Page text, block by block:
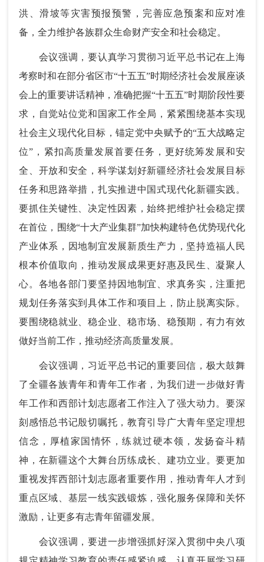
洪、滑坡等灾害预报预警，完善应急预案和应对准
备，全力维护各族群众生命财产安全和社会稳定。
会议强调，要认真学习贯彻习近平总书记在上海
考察时和在部分省区市“十五五”时期经济社会发展座谈
会上的重要讲话精神，准确把握“十五五”时期阶段性要
求，自觉站位党和国家工作全局，紧紧围绕基本实现
社会主义现代化目标，锚定党中央赋予的“五大战略定
位”，紧扣高质量发展首要任务，更好统筹发展和安
全、开放和安全，科学谋划好新疆经济社会发展目标
任务和思路举措，扎实推进中国式现代化新疆实践。
要抓住关键性、决定性因素，始终把维护社会稳定摆
在首位，围绕“十大产业集群”加快构建特色优势现代化
产业体系，因地制宜发展新质生产力，坚持造福人民
根本价值取向，推动发展成果更好惠及民生、凝聚人
心。各地各部门要坚持因地制宜、求真务实，注重把
规划任务落实到具体工作和项目上，防止脱离实际。
要围绕稳就业、稳企业、稳市场、稳预期，有力有效
做好当前工作，推动经济高质量发展。
会议强调，习近平总书记的重要回信，极大鼓舞
了全疆各族青年和青年工作者，为我们进一步做好青
年工作和西部计划志愿者工作注入了强大动力。要深
刻感悟总书记殷切嘱托，教育引导广大青年坚定理想
信念，厚植家国情怀，练就过硬本领，发扬奋斗精
神，在新疆这个大舞台历练成长、建功立业。要更加
重视发挥西部计划志愿者重要作用，推动青年人才到
重点区域、基层一线实践锻炼，强化服务保障和关怀
激励，让更多有志青年留疆发展。
会议强调，要进一步增强抓好深入贯彻中央八项